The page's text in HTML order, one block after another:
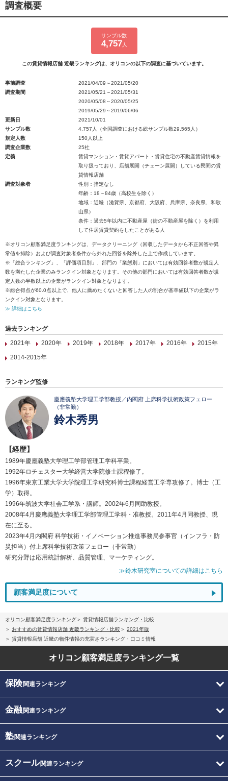
調査概要
サンプル数
4,757 人
この賃貸情報店舗 近畿ランキングは、オリコンの以下の調査に基づいています。
事前調査
2021/04/09～2021/05/20
調査期間
2021/05/21～2021/05/31
2020/05/08～2020/05/25
2019/05/29～2019/06/06
更新日
2021/10/01
サンプル数
4,757人（全国調査における総サンプル数29,565人）
規定人数
150人以上
調査企業数
25社
定義
賃貸マンション・賃貸アパート・賃貸住宅の不動産賃貸情報を
取り扱っており、店舗展開（チェーン展開）している民間の賃
貸情報店舗
調査対象者
性別：指定なし
年齢：18～84歳（高校生を除く）
地域：近畿（滋賀県、京都府、大阪府、兵庫県、奈良県、和歌
山県）
条件：過去5年以内に不動産屋（街の不動産屋を除く）を利用
して住居賃貸契約をしたことがある人
※オリコン顧客満足度ランキングは、データクリーニング（回収したデータから不正回答や異
常値を排除）および調査対象者条件から外れた回答を除外した上で作成しています。
※「総合ランキング」、「評価項目別」、部門の「業態別」においては有効回答者数が規定人
数を満たした企業のみランクイン対象となります。その他の部門においては有効回答者数が規
定人数の半数以上の企業がランクイン対象となります。
※総合得点が60.0点以上で、他人に薦めたくないと回答した人の割合が基準値以下の企業がラ
ンクイン対象となります。
≫ 詳細はこちら
過去ランキング
2021年
2020年 2019年 2018年 2017年 2016年
2015年
2014-2015年
ランキング監修
慶應義塾大学理工学部教授／内閣府 上席科学技術政策フェロー
（非常勤）
鈴木秀男
【経歴】
1989年慶應義塾大学理工学部管理工学科卒業。
1992年ロチェスター大学経営大学院修士課程修了。
1996年東京工業大学大学院理工学研究科博士課程経営工学専攻修了。博士（工
学）取得。
1996年筑波大学社会工学系・講師。2002年6月同助教授。
2008年4月慶應義塾大学理工学部管理工学科・准教授。2011年4月同教授、現
在に至る。
2023年4月内閣府 科学技術・イノベーション推進事務局参事官（インフラ・防
災担当）付上席科学技術政策フェロー（非常勤）
研究分野は応用統計解析、品質管理、マーケティング。
≫鈴木研究室についての詳細はこちら
顧客満足度について
オリコン顧客満足度ランキング
賃貸情報店舗ランキング・比較
おすすめの賃貸情報店舗 近畿ランキング・比較
2021年版
賃貸情報店舗 近畿の物件情報の充実さランキング・口コミ情報
オリコン顧客満足度ランキング一覧
保険関連ランキング
金融関連ランキング
塾関連ランキング
スクール関連ランキング